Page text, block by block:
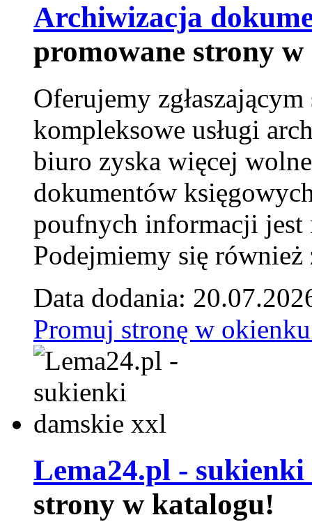
Archiwizacja
promowane strony
Oferujemy
kompleksowe usługi
biuro zyska więcej
dokumentów
poufnych informacji jest
Podejmiemy się
Data dodania:
Promuj stronę w
Lema24.pl -
strony w katalogu!